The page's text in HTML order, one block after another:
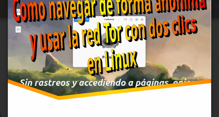
con
2
clics
en
Linux